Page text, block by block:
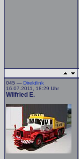
045 — Direktlink
16.07.2011, 18:29 Uhr
Wilfried E.